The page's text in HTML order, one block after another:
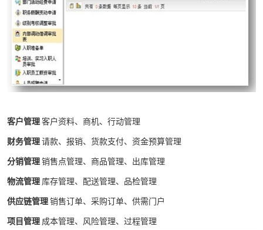
客户管理 客户资料、商机、行动管理
财务管理 请款、报销、货款支付、资金预算管理
分销管理 销售点管理、商品管理、出库管理
物流管理 库存管理、配送管理、品检管理
供应链管理 销售订单、采购订单、供需门户
项目管理 成本管理、风险管理、过程管理